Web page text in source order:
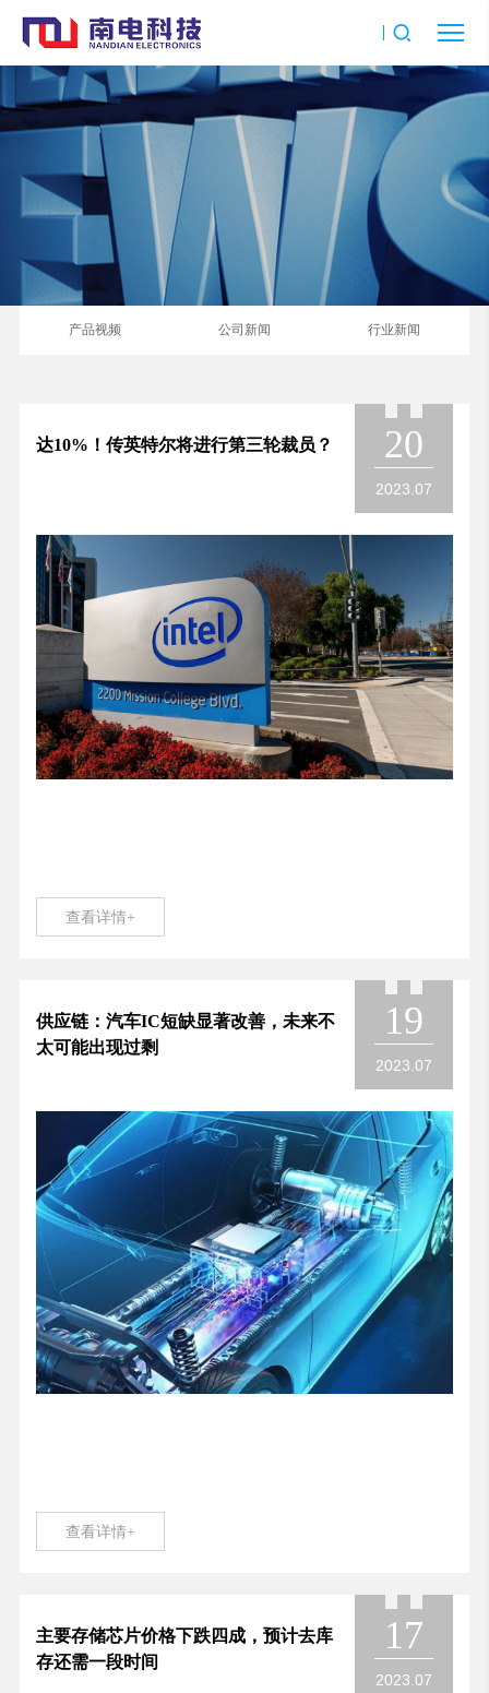
产品视频 公司新闻 行业新闻
达10%！传英特尔将进行第三轮裁员？ 20
2023.07
查看详情+
供应链：汽车IC短缺显著改善，未来不
太可能出现过剩
19
2023.07
查看详情+
主要存储芯片价格下跌四成，预计去库
存还需一段时间
17
2023.07